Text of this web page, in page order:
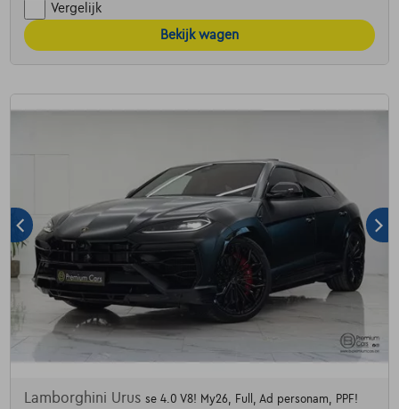
Vergelijk
Bekijk wagen
Lamborghini Urus se 4.0 V8! My26, Full, Ad personam, PPF!